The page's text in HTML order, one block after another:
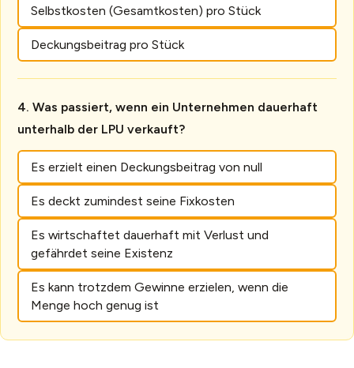
Selbstkosten (Gesamtkosten) pro Stück
Deckungsbeitrag pro Stück
Was passiert, wenn ein Unternehmen dauerhaft
unterhalb der LPU verkauft?
Es erzielt einen Deckungsbeitrag von null
Es deckt zumindest seine Fixkosten
Es wirtschaftet dauerhaft mit Verlust und
gefährdet seine Existenz
Es kann trotzdem Gewinne erzielen, wenn die
Menge hoch genug ist